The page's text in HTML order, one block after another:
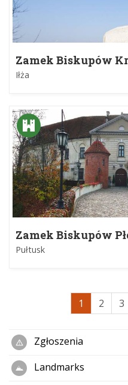
Zamek Biskupów
Iłża
Zamek Biskupów
Pułtusk
1 2 3
Zgłoszenia
Landmarks